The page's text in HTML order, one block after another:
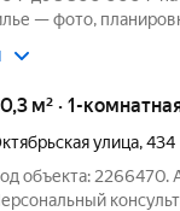
— фото,
30,3 м² · 1-
улица,434
объекта: 2266470.